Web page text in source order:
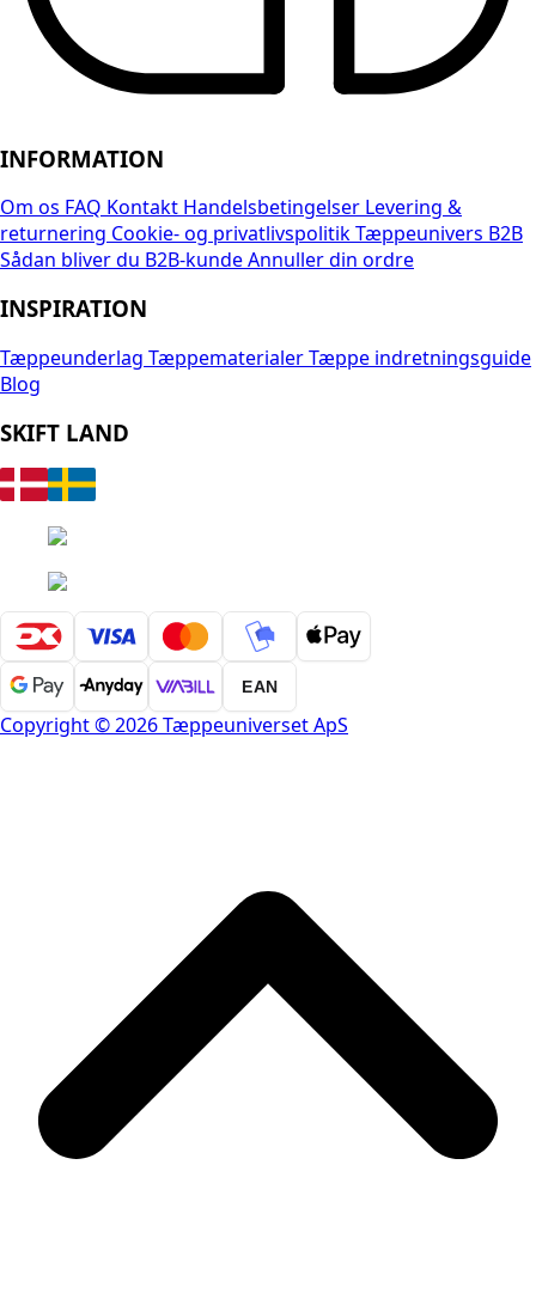
INFORMATION
Om os FAQ Kontakt Handelsbetingelser Levering &
returnering Cookie- og privatlivspolitikTæppeunivers B2B
Sådan bliver du B2B-kundeAnnuller din ordre
INSPIRATION
Tæppeunderlag TæppematerialerTæppe indretningsguide
Blog
SKIFT LAND
EAN
Copyright © 2026 Tæppeuniverset ApS